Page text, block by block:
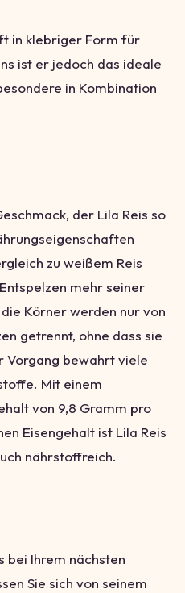
in klebriger Form für
ist er jedoch das ideale
in Kombination
der Lila Reis so
zu weißem Reis
mehr seiner
Körner werden nur von
getrennt, ohne dass sie
Vorgang bewahrt viele
Mit einem
von 9,8 Gramm pro
Eisengehalt ist Lila Reis
nährstoffreich.
bei Ihrem nächsten
Sie sich von seinem